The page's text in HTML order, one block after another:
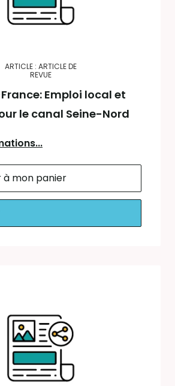
ARTICLE : ARTICLE DE
REVUE
Emploi local et
le canal Seine-Nord
à mon panier